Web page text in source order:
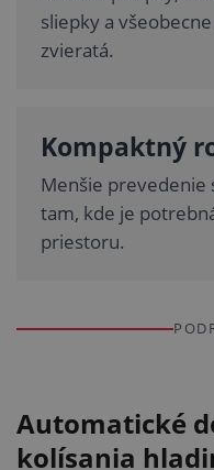
sliepky a
zvieratá.
Kompaktný
Menšie prevedenie
tam, kde je
priestoru.
Automatické
kolísania